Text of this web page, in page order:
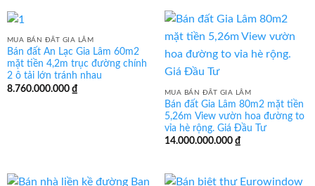
MUA BÁN ĐẤT GIA LÂM
Bán đất An Lạc Gia Lâm 60m2
mặt tiền 4,2m trục đường chính
2 ô tải lớn tránh nhau
8.760.000.000 ₫ MUA BÁN ĐẤT GIA LÂM
Bán đất Gia Lâm 80m2 mặt tiền
5,26m View vườn hoa đường to
vỉa hè rộng. Giá Đầu Tư
14.000.000.000 ₫